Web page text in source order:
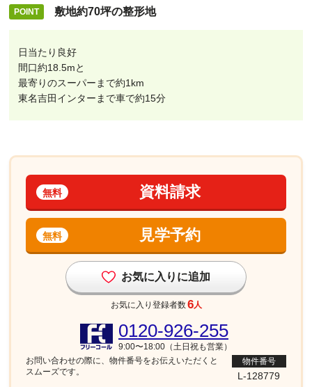
敷地約70坪の整形地
日当たり良好
間口約18.5mと
最寄りのスーパーまで約1km
東名吉田インターまで車で約15分
資料請求
無料
見学予約
無料
お気に入りに追加
お気に入り登録者数6人
0120-926-255
9:00〜18:00（土日祝も営業）
お問い合わせの際に、物件番号をお伝えいただくと
スムーズです。
物件番号
L-128779